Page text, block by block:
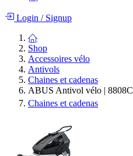
Login /Signup
Shop
Accessoires vélo
Antivols
Chaines et cadenas
ABUS Antivol vélo | 8808C
Chaines et cadenas